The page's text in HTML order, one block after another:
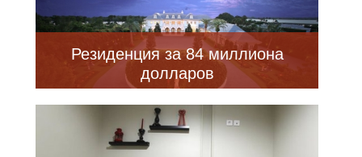
Резиденция за 84 миллиона
долларов